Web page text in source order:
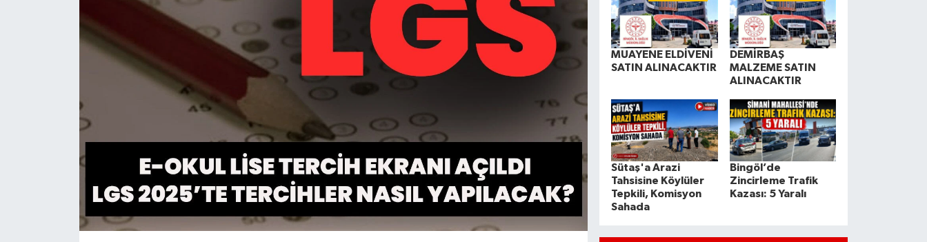
MUAYENE ELDİVENİ
SATIN ALINACAKTIR
DEMİRBAŞ
MALZEME SATIN
ALINACAKTIR
Sütaş'a Arazi
Tahsisine Köylüler
Tepkili, Komisyon
Sahada
Bingöl’de
Zincirleme Trafik
Kazası: 5 Yaralı
RESMİ İLANLAR
SİYASET
SOLHAN
YAYLADERE